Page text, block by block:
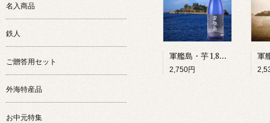
軍艦島・芋 1,800ml 25°本格芋焼酎
2,750円
名入商品
鉄人
ご贈答用セット
外海特産品
お中元特集